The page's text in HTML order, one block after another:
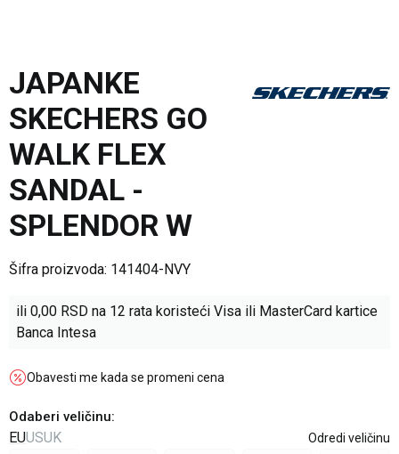
JAPANKE
SKECHERS GO
WALK FLEX
SANDAL -
SPLENDOR W
Šifra proizvoda: 141404-NVY
ili 0,00 RSD na 12 rata koristeći Visa ili MasterCard kartice
Banca Intesa
Obavesti me kada se promeni cena
Odaberi veličinu:
EUUSUK
Odredi veličinu